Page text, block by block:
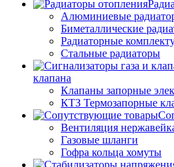
Алюминиевые
Биметаллические
Радиаторные
Стальные радиаторы
клапана
Клапаны запорные
КТЗ Термозапорные
Вентиляция
Газовые шланги
Гофра кольца хомуты